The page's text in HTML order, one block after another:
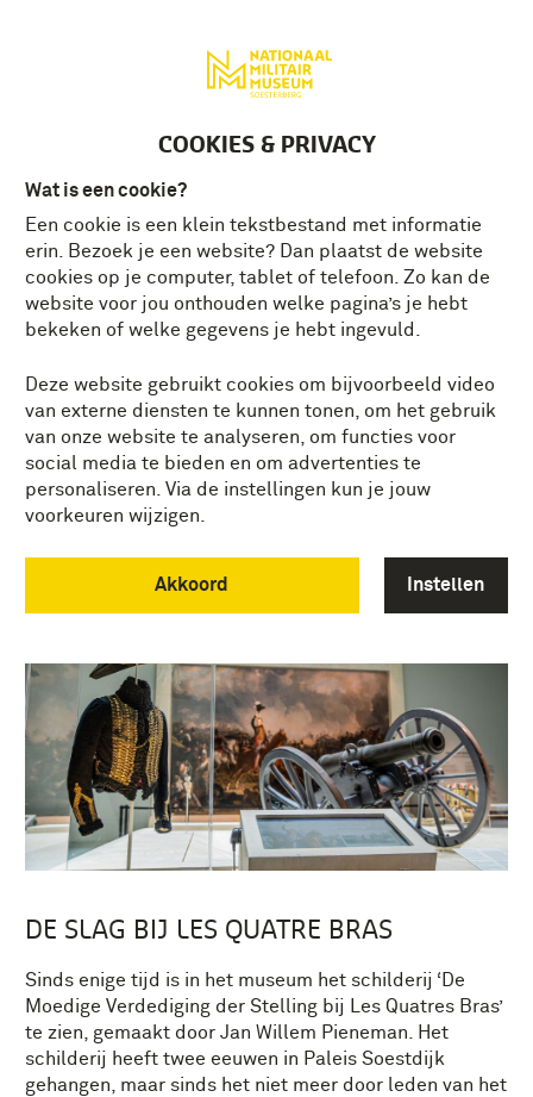
COOKIES & PRIVACY
Wat is een cookie?
Een cookie is een klein tekstbestand met informatie
erin. Bezoek je een website? Dan plaatst de website
cookies op je computer, tablet of telefoon. Zo kan de
website voor jou onthouden welke pagina’s je hebt
bekeken of welke gegevens je hebt ingevuld.
Deze website gebruikt cookies om bijvoorbeeld video
van externe diensten te kunnen tonen, om het gebruik
van onze website te analyseren, om functies voor
social media te bieden en om advertenties te
personaliseren. Via de instellingen kun je jouw
voorkeuren wijzigen.
Akkoord Instellen
EEN 200 JAAR OUDE
SELFIE
Het is natuurlijk leuk om foto’s van jezelf
blijven ze op de hoogte van hoe het met je
gaat. Maar wie denkt dat dit iets ‘van de
laatste tijd’ is heeft het mis. Een soldaat uit
de tijd van Napoleon stuurde zoiets 200 jaar
geleden al naar huis.
DE SLAG BIJ LES QUATRE BRAS
Sinds enige tijd is in het museum het schilderij ‘De
Moedige Verdediging der Stelling bij Les Quatres Bras’
te zien, gemaakt door Jan Willem Pieneman. Het
schilderij heeft twee eeuwen in Paleis Soestdijk
gehangen, maar sinds het niet meer door leden van het